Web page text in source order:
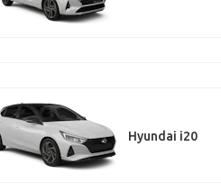
Hyundai i20